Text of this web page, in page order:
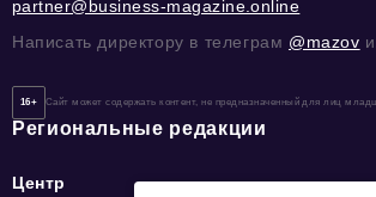
partner@business-magazine.online
Написать директору в телеграм @mazov
16+ Сайт может содержать контент, не предназначенный для лиц
Региональные редакции
Центр